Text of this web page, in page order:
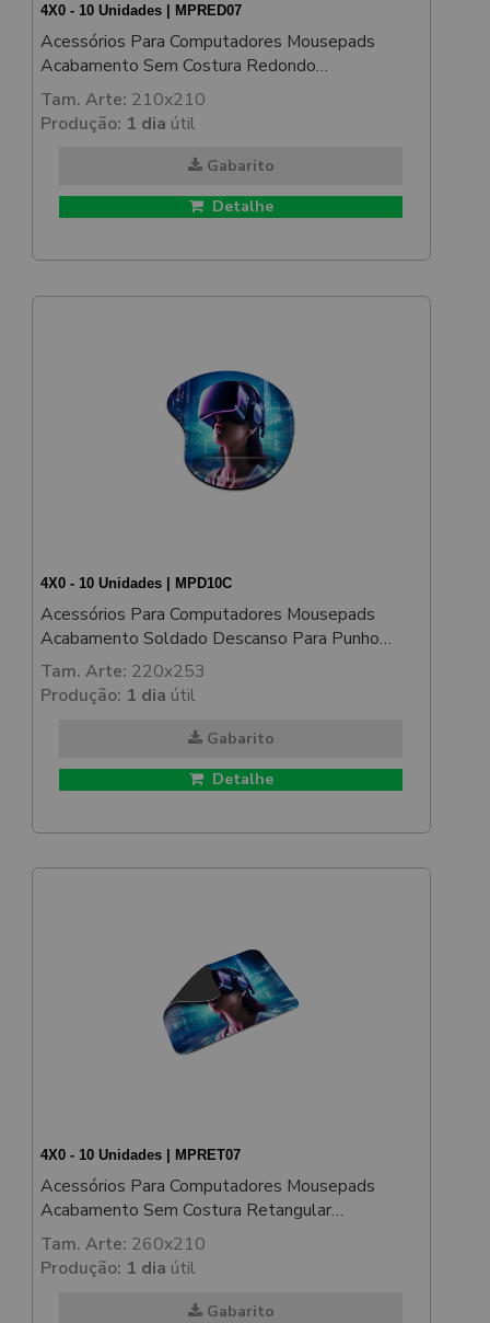
4X0 - 10 Unidades | MPRED07
Acessórios Para Computadores Mousepads
Acabamento Sem Costura Redondo
198x198mm
Tam. Arte: 210x210
Produção: 1 dia útil
Gabarito
Detalhe
4X0 - 10 Unidades | MPD10C
Acessórios Para Computadores Mousepads
Acabamento Soldado Descanso Para Punho
200x253mm
Tam. Arte: 220x253
Produção: 1 dia útil
Gabarito
Detalhe
4X0 - 10 Unidades | MPRET07
Acessórios Para Computadores Mousepads
Acabamento Sem Costura Retangular
250x200mm
Tam. Arte: 260x210
Produção: 1 dia útil
Gabarito